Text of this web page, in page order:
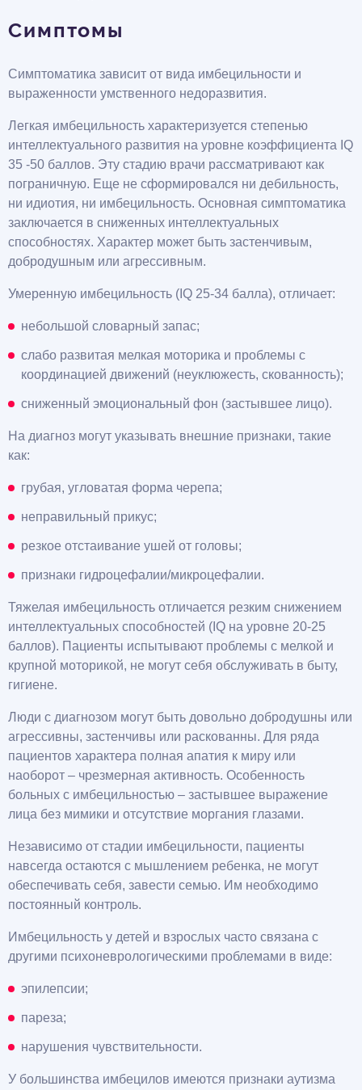
Симптомы
Симптоматика зависит от вида имбецильности и
выраженности умственного недоразвития.
Легкая имбецильность характеризуется степенью
интеллектуального развития на уровне коэффициента IQ
35 -50 баллов. Эту стадию врачи рассматривают как
пограничную. Еще не сформировался ни дебильность,
ни идиотия, ни имбецильность. Основная симптоматика
заключается в сниженных интеллектуальных
способностях. Характер может быть застенчивым,
добродушным или агрессивным.
Умеренную имбецильность (IQ 25-34 балла), отличает:
небольшой словарный запас;
слабо развитая мелкая моторика и проблемы с
координацией движений (неуклюжесть, скованность);
сниженный эмоциональный фон (застывшее лицо).
На диагноз могут указывать внешние признаки, такие
как:
грубая, угловатая форма черепа;
неправильный прикус;
резкое отстаивание ушей от головы;
признаки гидроцефалии/микроцефалии.
Тяжелая имбецильность отличается резким снижением
интеллектуальных способностей (IQ на уровне 20-25
баллов). Пациенты испытывают проблемы с мелкой и
крупной моторикой, не могут себя обслуживать в быту,
гигиене.
Люди с диагнозом могут быть довольно добродушны или
агрессивны, застенчивы или раскованны. Для ряда
пациентов характера полная апатия к миру или
наоборот – чрезмерная активность. Особенность
больных с имбецильностью – застывшее выражение
лица без мимики и отсутствие моргания глазами.
Независимо от стадии имбецильности, пациенты
навсегда остаются с мышлением ребенка, не могут
обеспечивать себя, завести семью. Им необходимо
постоянный контроль.
Имбецильность у детей и взрослых часто связана с
другими психоневрологическими проблемами в виде:
эпилепсии;
пареза;
нарушения чувствительности.
У большинства имбецилов имеются признаки аутизма